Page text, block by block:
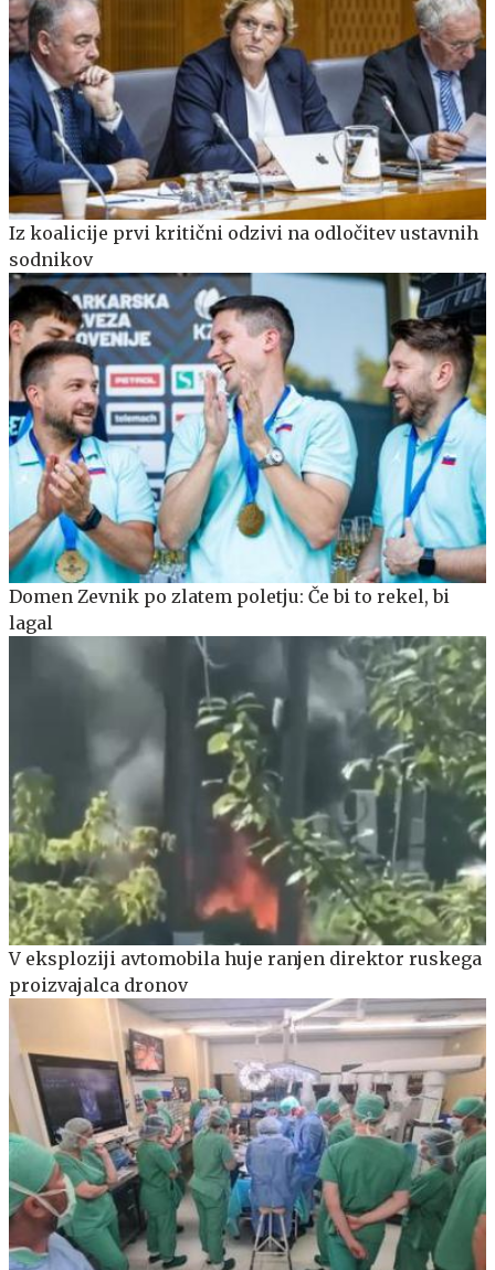
Iz koalicije prvi kritični odzivi na odločitev ustavnih
sodnikov
Domen Zevnik po zlatem poletju: Če bi to rekel, bi
lagal
V eksploziji avtomobila huje ranjen direktor ruskega
proizvajalca dronov